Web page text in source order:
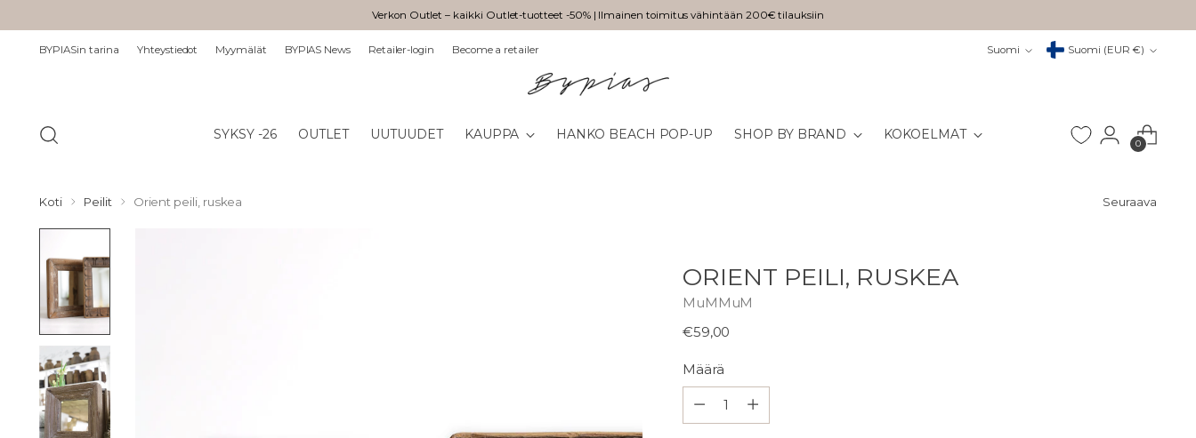
Verkon Outlet – kaikki Outlet-tuotteet -50% | Ilmainen toimitus vähintään 200€ tilauksiin
BYPIASin tarina Yhteystiedot Myymälät BYPIAS News Retailer-login Become a retailer Suomi Valuutta Suomi (EUR €)
SYKSY -26 OUTLET UUTUUDET KAUPPA HANKO BEACH POP-UP SHOP BY BRAND KOKOELMAT
0
Koti Peilit Orient peili, ruskea Seuraava
ORIENT PEILI, RUSKEA
MuMMuM
Normaali
€59,00
Määrä
Määrä